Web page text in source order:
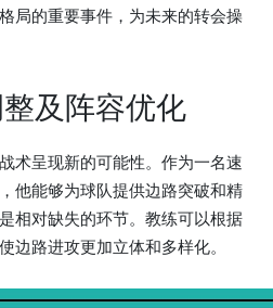
局的重要事件，为未来的转会操
及阵容优化
术呈现新的可能性。作为一名速
他能够为球队提供边路突破和精
相对缺失的环节。教练可以根据
边路进攻更加立体和多样化。